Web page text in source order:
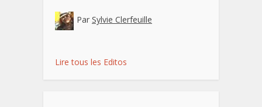
Par Sylvie Clerfeuille
Lire tous les Editos